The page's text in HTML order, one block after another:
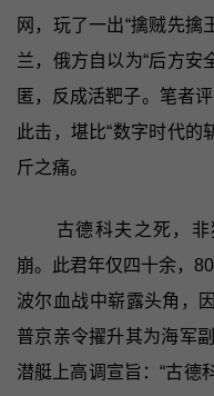
网，玩了一出“擒贼先擒
兰，俄方自以为“后方安
匿，反成活靶子。笔者
此击，堪比“数字时代的
斤之痛。
古德科夫之死，
崩。此君年仅四十余，
波尔血战中崭露头角，
普京亲令擢升其为海军
潜艇上高调宣旨：“古德